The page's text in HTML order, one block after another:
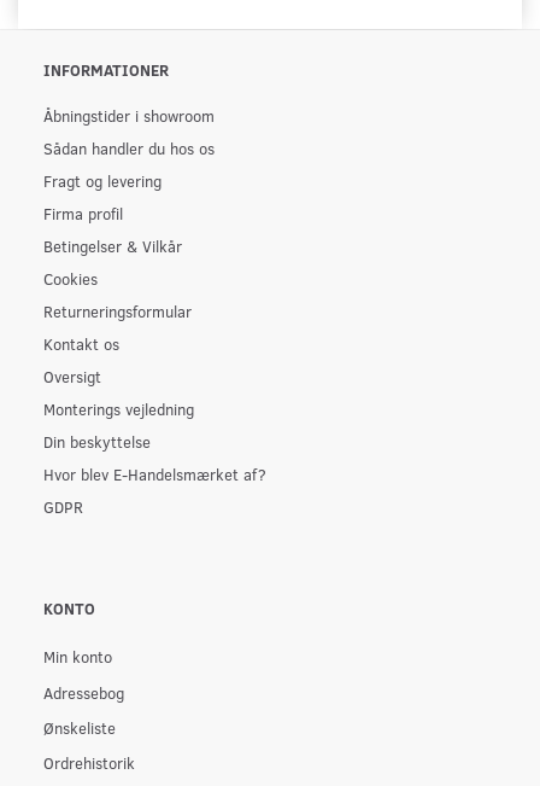
INFORMATIONER
Åbningstider i showroom
Sådan handler du hos os
Fragt og levering
Firma profil
Betingelser & Vilkår
Cookies
Returneringsformular
Kontakt os
Oversigt
Monterings vejledning
Din beskyttelse
Hvor blev E-Handelsmærket af?
GDPR
KONTO
Min konto
Adressebog
Ønskeliste
Ordrehistorik